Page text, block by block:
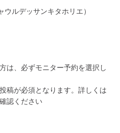
ウルデッサンキタホリエ）
は、必ずモニター予約を選択し
稿が必須となります。詳しくは
認ください